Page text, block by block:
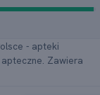
- apteki
Zawiera